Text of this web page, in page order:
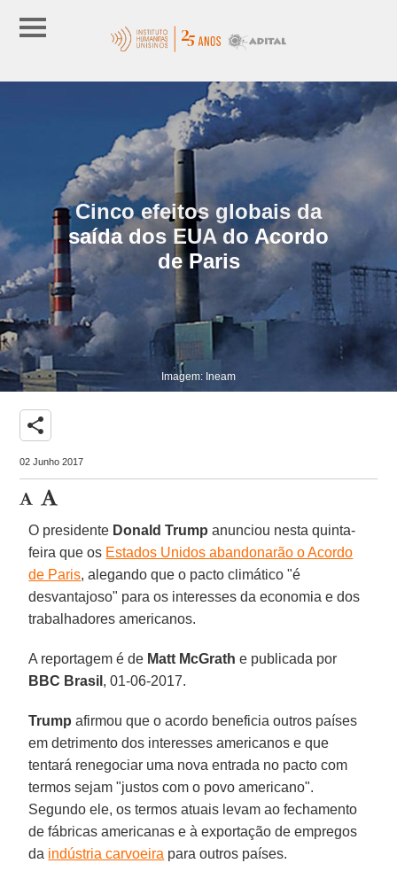
Cinco efeitos globais da
saída dos EUA do Acordo
de Paris
Imagem: Ineam
share
02 Junho 2017
O presidente Donald Trump anunciou nesta quinta-
feira que os Estados Unidos abandonarão o Acordo
de Paris, alegando que o pacto climático "é
desvantajoso" para os interesses da economia e dos
trabalhadores americanos.
A reportagem é de Matt McGrath e publicada por
BBC Brasil , 01-06-2017.
Trump afirmou que o acordo beneficia outros países
em detrimento dos interesses americanos e que
tentará renegociar uma nova entrada no pacto com
termos sejam "justos com o povo americano".
Segundo ele, os termos atuais levam ao fechamento
de fábricas americanas e à exportação de empregos
da indústria carvoeira para outros países.